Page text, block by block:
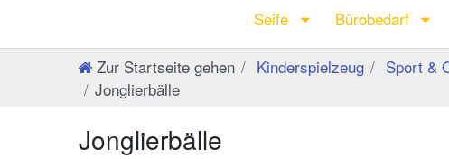
Seife Bürobedarf
Zur Startseite gehen Kinderspielzeug Sport &
Jonglierbälle
Jonglierbälle